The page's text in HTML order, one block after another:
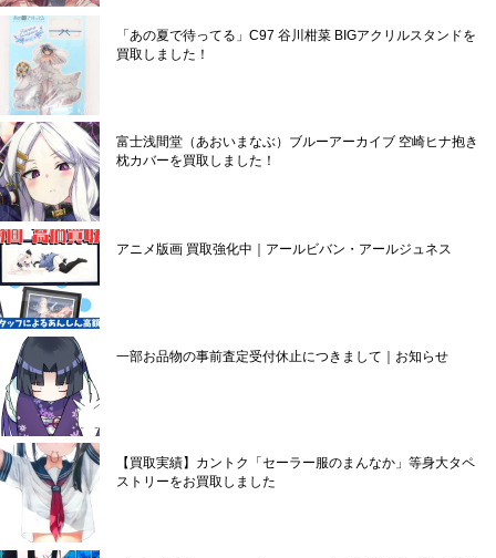
「あの夏で待ってる」C97 谷川柑菜 BIGアクリルスタンドを
買取しました！
富士浅間堂（あおいまなぶ）ブルーアーカイブ 空崎ヒナ抱き
枕カバーを買取しました！
アニメ版画 買取強化中｜アールビバン・アールジュネス
一部お品物の事前査定受付休止につきまして｜お知らせ
【買取実績】カントク「セーラー服のまんなか」等身大タペ
ストリーをお買取しました